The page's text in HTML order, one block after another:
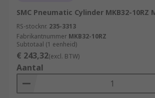
SMC Pneumatic Cylinder MKB32-10RZ
RS-stocknr. 235-3313
Fabrikantnummer MKB32-10RZ
Subtotaal (1 eenheid)
€ 243,32(excl. BTW)
Aantal